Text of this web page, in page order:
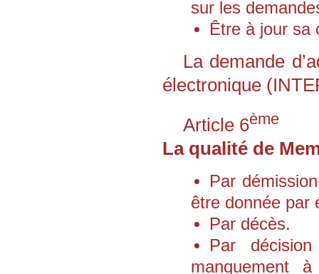
sur les
Être à jour sa
La demande
électronique
Article 6ème
La qualité de
Par
être donnée par
Par décès.
Par
manquement